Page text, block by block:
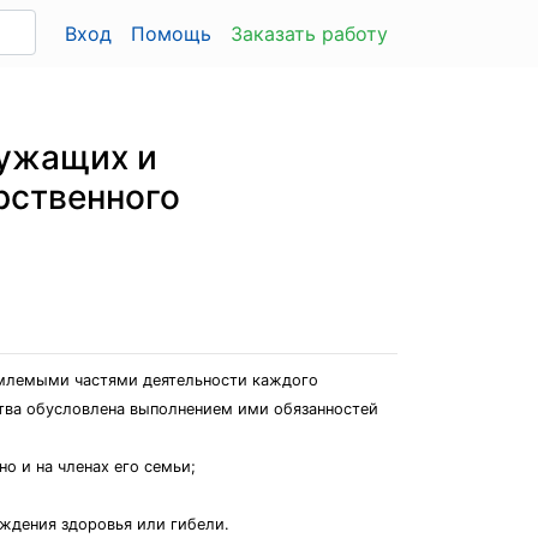
Вход Помощь Заказать работу
и
частями деятельности каждого
обусловлена выполнением ими обязанностей
и на членах его семьи;
здоровья или гибели.